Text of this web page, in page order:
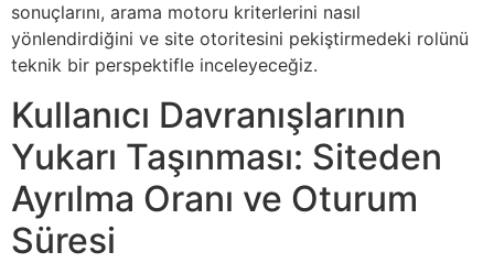
sonuçlarını, arama motoru kriterlerini nasıl
yönlendirdiğini ve site otoritesini pekiştirmedeki rolünü
teknik bir perspektifle inceleyeceğiz.
Kullanıcı Davranışlarının
Yukarı Taşınması: Siteden
Ayrılma Oranı ve Oturum
Süresi